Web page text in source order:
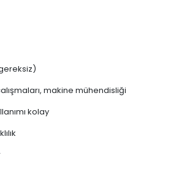
makine mühendisliği
kolay